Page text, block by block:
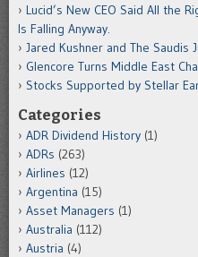
Lucid’s New CEO Said All the
Is Falling Anyway.
Jared Kushner and The Saudis
Glencore Turns Middle East
Stocks Supported by Stellar
Categories
ADR Dividend History (1)
ADRs (263)
Airlines (12)
Argentina (15)
Asset Managers (1)
Australia (112)
Austria (4)